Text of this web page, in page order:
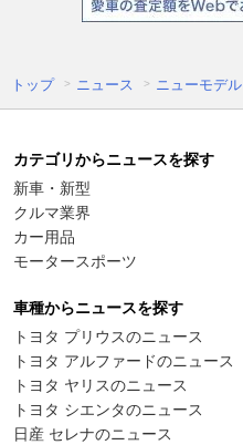
トップ ニュース ニューモデル
カテゴリからニュースを探す
新車・新型
クルマ業界
カー用品
モータースポーツ
車種からニュースを探す
トヨタ プリウスのニュース
トヨタ アルファードのニュース
トヨタ ヤリスのニュース
トヨタ シエンタのニュース
日産 セレナのニュース